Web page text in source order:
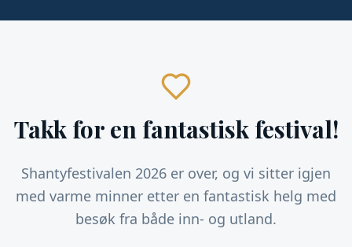
Takk for en fantastisk festival!
Shantyfestivalen 2026 er over, og vi sitter igjen
med varme minner etter en fantastisk helg med
besøk fra både inn- og utland.